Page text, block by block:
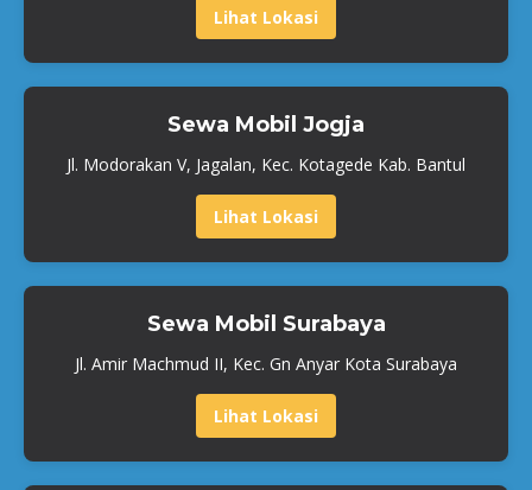
Lihat Lokasi
Sewa Mobil Jogja
Jl. Modorakan V, Jagalan, Kec. Kotagede Kab. Bantul
Lihat Lokasi
Sewa Mobil Surabaya
Jl. Amir Machmud II, Kec. Gn Anyar Kota Surabaya
Lihat Lokasi